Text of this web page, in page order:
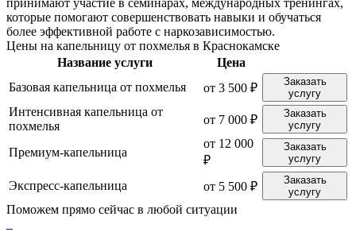
которые помогают совершенствовать навыки и обучаться
более эффективной работе с наркозависимостью.
Цены на капельницу от похмелья в Краснокамске
Название услуги
Цена
Базовая капельница от похмелья
от 3 500 ₽
Заказать
услугу
Интенсивная капельница от
похмелья
от 7 000 ₽
Заказать
услугу
Премиум-капельница
от 12 000
₽
Заказать
услугу
Экспресс-капельница от 5 500 ₽
Заказать
услугу
Поможем прямо сейчас в любой ситуации